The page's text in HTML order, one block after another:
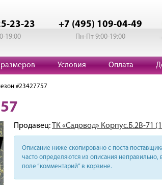
23-23
19:00
+7 (495) 109-04-49
Пн-Пт 9:00-19:00
Условия Оплата
#23427757
Продавец:ТК «Садовод» Корпус.Б.2В-71
Описание ниже скопировано с поста
часто определяются из описания
поле “комментарий” в корзине.